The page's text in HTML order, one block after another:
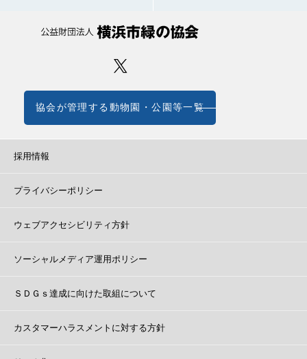
協会が管理する動物園・公園等一覧
採用情報
プライバシーポリシー
ウェブアクセシビリティ方針
ソーシャルメディア運用ポリシー
ＳＤＧｓ達成に向けた取組について
カスタマーハラスメントに対する方針